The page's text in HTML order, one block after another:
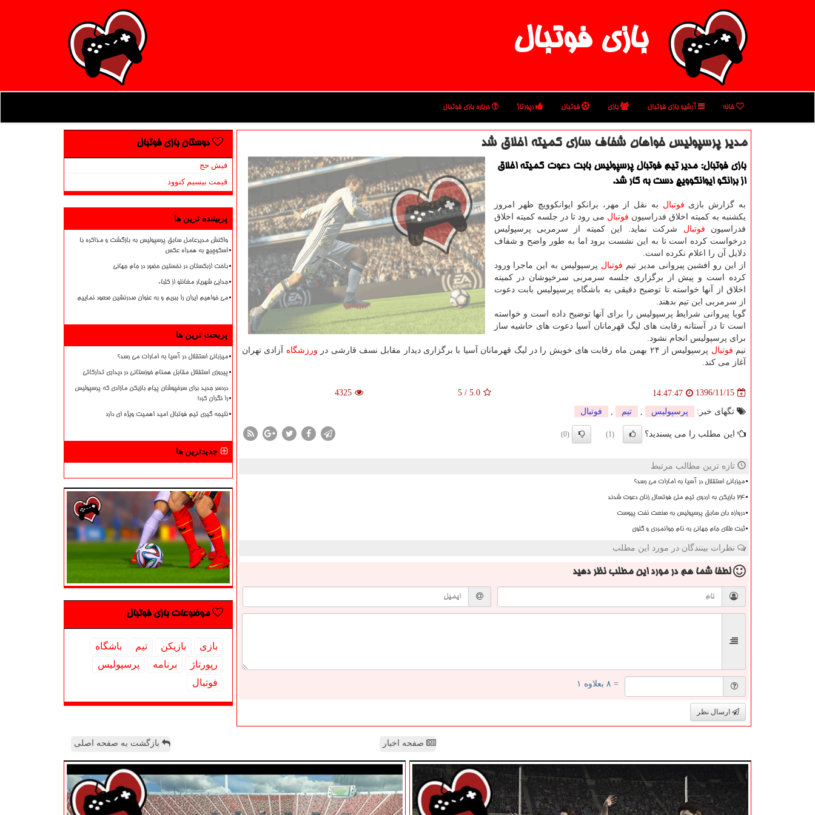
بازی فوتبال
خانه آرشیو بازی فوتبال بازی فوتبال رپورتاژ درباره بازی فوتبال
مدیر پرسپولیس خواهان شفاف سازی كمیته اخلاق شد
بازی فوتبال: مدیر تیم فوتبال پرسپولیس بابت دعوت كمیته اخلاق
از برانكو ایوانكوویچ دست به كار شد.
به گزارش بازی فوتبال به نقل از مهر، برانكو ایوانكوویچ ظهر امروز
یكشنبه به كمیته اخلاق فدراسیون فوتبال می رود تا در جلسه كمیته اخلاق
فدراسیون فوتبال شركت نماید. این كمیته از سرمربی پرسپولیس
درخواست كرده است تا به این نشست برود اما به طور واضح و شفاف
دلایل آن را اعلام نكرده است.
از این رو افشین پیروانی مدیر تیم فوتبال پرسپولیس به این ماجرا ورود
كرده است و پیش از برگزاری جلسه سرمربی سرخپوشان در كمیته
اخلاق از آنها خواسته تا توضیح دقیقی به باشگاه پرسپولیس بابت دعوت
از سرمربی این تیم بدهند.
گویا پیروانی شرایط پرسپولیس را برای آنها توضیح داده است و خواسته
است تا در آستانه رقابت های لیگ قهرمانان آسیا دعوت های حاشیه ساز
برای پرسپولیس انجام نشود.
تیم فوتبال پرسپولیس از ۲۴ بهمن ماه رقابت های خویش را در لیگ قهرمانان آسیا با برگزاری دیدار مقابل نسف قارشی در ورزشگاه آزادی تهران
آغاز می كند.
1396/11/15
14:47:47
5.0
/
5
4325
تگهای خبر: پرسپولیس تیم فوتبال
این مطلب را می پسندید؟ (1)
(0)
تازه ترین مطالب مرتبط
میزبانی استقلال در آسیا به امارات می رسد؟
۲۴ بازیکن به اردوی تیم ملی فوتسال زنان دعوت شدند
دروازه بان سابق پرسپولیس به صنعت نفت پیوست
ثبت طلای جام جهانی به نام جوانمردی و گلوی
نظرات بینندگان در مورد این مطلب
لطفا شما همدر مورد این مطلب نظر دهید
= ۸ بعلاوه ۱
ارسال نظر
دوستان بازی فوتبال
فیش حج
قیمت بیسیم کنوود
پربیننده ترین ها
واکنش مدیرعامل سابق پرسپولیس به بازگشت و مذاکره با
اسکوچیچ به همراه عکس
باخت ازبکستان در نخستین حضور در جام جهانی
جدایی شهریار مغانلو از کلباء
می خواهیم ایران را ببریم و به عنوان صدرنشین صعود نماییم
پربحث ترین ها
میزبانی استقلال در آسیا به امارات می رسد؟
پیروزی استقلال مقابل همنام خوزستانی در دیداری تدارکاتی
دردسر جدید برای سرخپوشان پیام بازیکن مازادی که پرسپولیس
را نگران کرد!
نتیجه گیری تیم فوتبال امید اهمیت ویژه ای دارد
جدیدترین ها
موضوعات بازی فوتبال
بازی بازیكن تیم
باشگاه
رپورتاژ
برنامه
پرسپولیس
فوتبال
صفحه اخبار بازگشت به صفحه اصلی